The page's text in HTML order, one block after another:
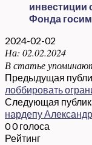
инвестиции
Фонда
2024-02-02
На: 02.02.2024
В статье
Предыдущая
лоббировать
Следующая
нардепу
00 голоса
Рейтинг